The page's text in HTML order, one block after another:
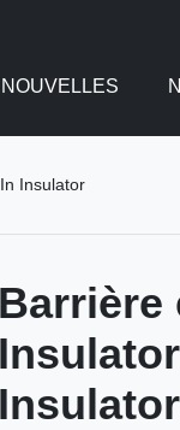
NOUVELLES
Insulator
Barrière
Insulator